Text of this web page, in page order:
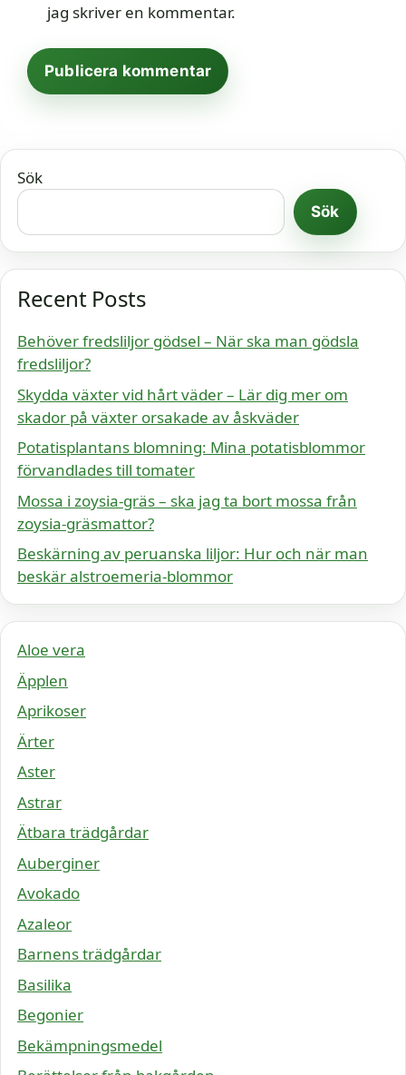
jag skriver en kommentar.
Sök
Sök
Recent Posts
Behöver fredsliljor gödsel – När ska man gödsla
fredsliljor?
Skydda växter vid hårt väder – Lär dig mer om
skador på växter orsakade av åskväder
Potatisplantans blomning: Mina potatisblommor
förvandlades till tomater
Mossa i zoysia-gräs – ska jag ta bort mossa från
zoysia-gräsmattor?
Beskärning av peruanska liljor: Hur och när man
beskär alstroemeria-blommor
Aloe vera
Äpplen
Aprikoser
Ärter
Aster
Astrar
Ätbara trädgårdar
Auberginer
Avokado
Azaleor
Barnens trädgårdar
Basilika
Begonier
Bekämpningsmedel